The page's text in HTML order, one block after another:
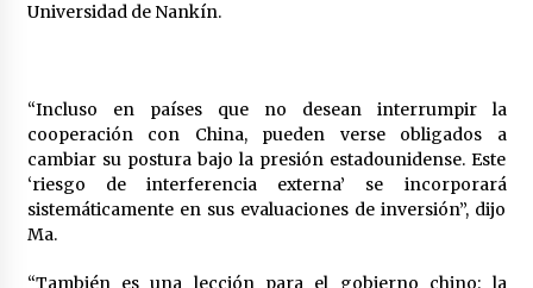
Universidad de Nankín.
“Incluso en países que no desean interrumpir la
cooperación con China, pueden verse obligados a
cambiar su postura bajo la presión estadounidense. Este
‘riesgo de interferencia externa’ se incorporará
sistemáticamente en sus evaluaciones de inversión”, dijo
Ma.
“También es una lección para el gobierno chino: la